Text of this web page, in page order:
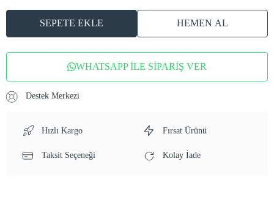
SEPETE EKLE HEMEN AL
WHATSAPP İLE SİPARİŞ VER
Destek Merkezi
Hızlı Kargo Fırsat Ürünü
Taksit Seçeneği Kolay İade